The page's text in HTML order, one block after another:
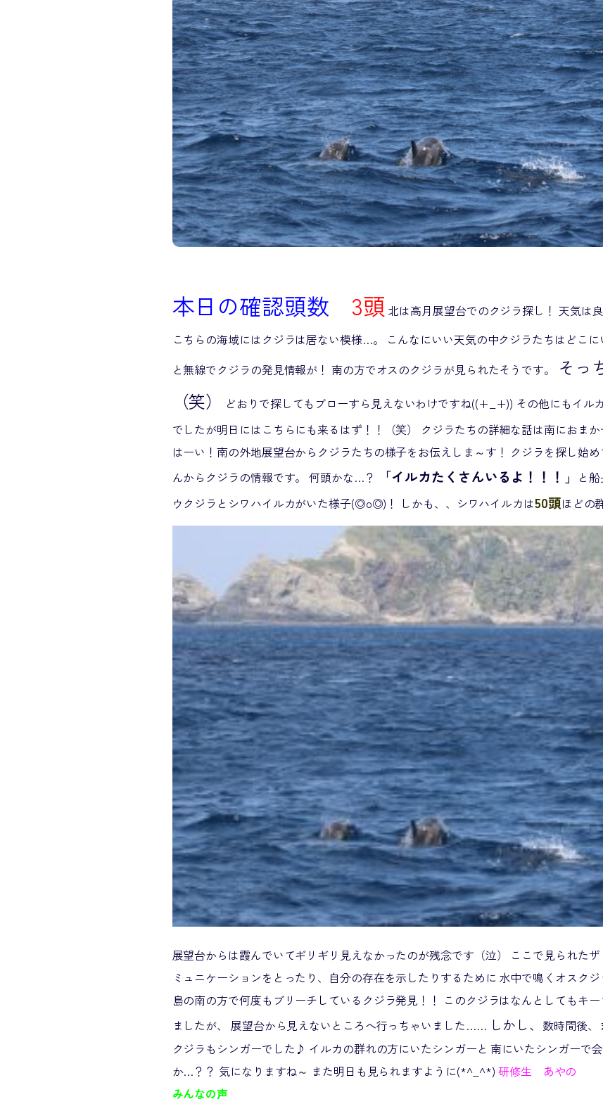
本日の確認頭数 3頭 北は高月展望台でのクジラ探し！ 天気は
こちらの海域にはクジラは居ない模様…。 こんなにいい天気の中クジラたちはどこ
と無線でクジラの発見情報が！ 南の方でオスのクジラが見られたそうです。
そっ
（笑）
どおりで探してもブローすら見えないわけですね((+_+)) その他にもイル
でしたが明日にはこちらにも来るはず！！（笑） クジラたちの詳細な話は南におま
はーい！南の外地展望台からクジラたちの様子をお伝えしま～す！ クジラを探し始
んからクジラの情報です。 何頭かな…？
「イルカたくさんいるよ！！！」
と
ウクジラとシワハイルカがいた様子(◎o◎)！ しかも、、シワハイルカは50頭ほどの
展望台からは霞んでいてギリギリ見えなかったのが残念です（泣） ここで見られた
ミュニケーションをとったり、自分の存在を示したりするために 水中で鳴くオスク
島の南の方で何度もブリーチしているクジラ発見！！ このクジラはなんとしてもキ
ましたが、 展望台から見えないところへ行っちゃいました…… しかし、 数時間後、
クジラもシンガーでした♪ イルカの群れの方にいたシンガーと 南にいたシンガーで
か…？？ 気になりますね～ また明日も見られますように(*^_^*) 研修生 あやの
みんなの声